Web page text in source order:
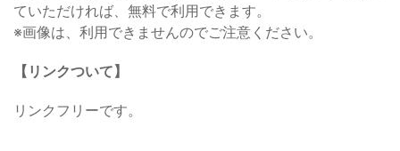
ていただければ、無料で利用できます。
※画像は、利用できませんのでご注意ください。
【リンクついて】
リンクフリーです。